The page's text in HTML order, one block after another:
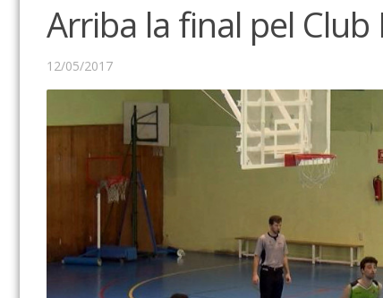
Arriba la final pel Club
12/05/2017